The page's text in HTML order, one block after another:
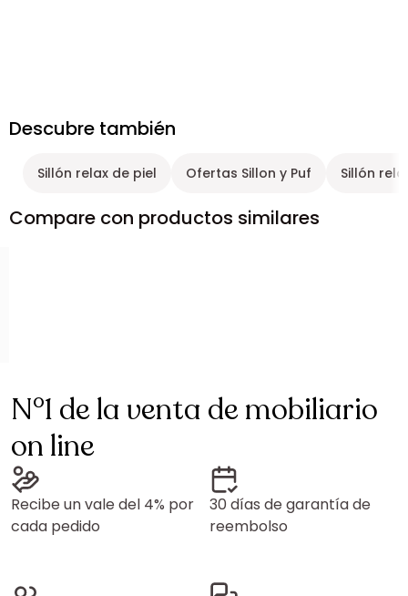
Descubre también
Sillón relax de piel Ofertas Sillon y Puf Sillón
Compare con productos similares
N°1 de la venta de mobiliario
on line
Recibe un vale del 4% por
cada pedido
30 días de garantía de
reembolso